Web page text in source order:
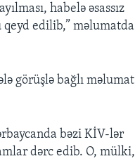
habelə əsassız
edilib,” məlumatda
görüşlə bağlı məlumat
bəzi KİV-lər
dərc edib. O, mülki,